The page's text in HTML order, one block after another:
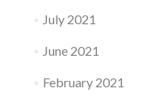
July 2021
June 2021
February 2021